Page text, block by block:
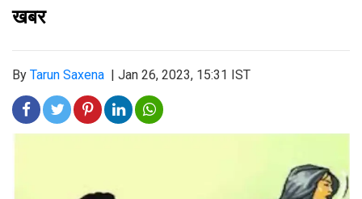
खबर
By Tarun Saxena Jan 26, 2023, 15:31 IST